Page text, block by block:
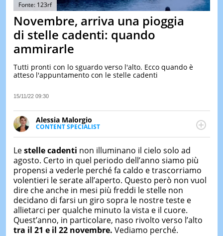
&
TEST
DI
IERI
Fonte: 123rf
Novembre, arriva una pioggia
di stelle cadenti: quando
ammirarle
Tutti pronti con lo sguardo verso l'alto. Ecco quando è
atteso l'appuntamento con le stelle cadenti
15/11/22 09:30
Alessia Malorgio
CONTENT SPECIALIST
Ha conseguito un Master in Marketing Management
occupa della creazione di contenuti in ottica SEO e
dello sviluppo di strategie marketing attraverso
canali digitali.
Lestelle cadenti non illuminano il cielo solo ad
agosto. Certo in quel periodo dell’anno siamo più
propensi a vederle perché fa caldo e trascorriamo
volentieri le serate all’aperto. Questo però non vuol
dire che anche in mesi più freddi le stelle non
decidano di farsi un giro sopra le nostre teste e
allietarci per qualche minuto la vista e il cuore.
Quest’anno, in particolare, naso rivolto verso l’alto
tra il 21 e il 22 novembre. Vediamo perché.